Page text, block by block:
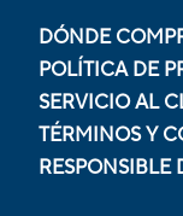
DÓNDE
POLÍTICA DE
SERVICIO AL
TÉRMINOS Y
RESPONSIBLE